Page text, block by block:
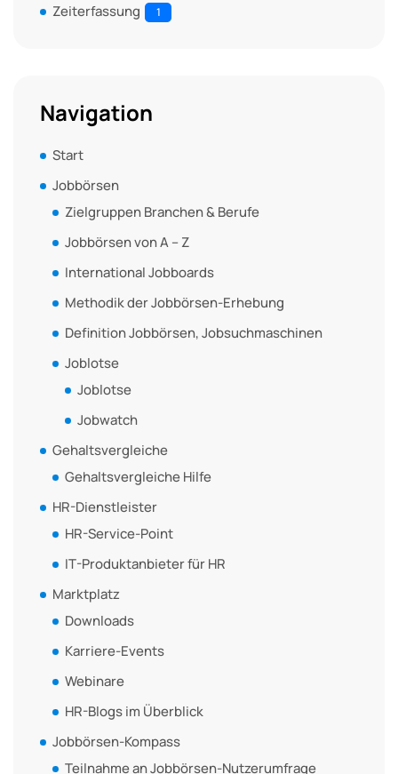
Zeiterfassung 1
Navigation
Start
Jobbörsen
Zielgruppen Branchen & Berufe
Jobbörsen von A – Z
International Jobboards
Methodik der Jobbörsen-Erhebung
Definition Jobbörsen, Jobsuchmaschinen
Joblotse
Joblotse
Jobwatch
Gehaltsvergleiche
Gehaltsvergleiche Hilfe
HR-Dienstleister
HR-Service-Point
IT-Produktanbieter für HR
Marktplatz
Downloads
Karriere-Events
Webinare
HR-Blogs im Überblick
Jobbörsen-Kompass
Teilnahme an Jobbörsen-Nutzerumfrage